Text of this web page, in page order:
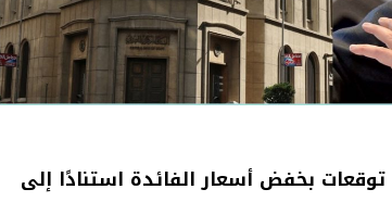
بخفض أسعار الفائدة استنادًا إلى